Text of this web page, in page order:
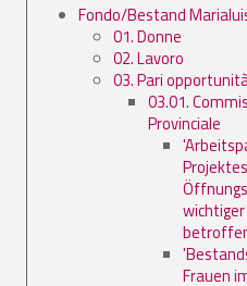
Fondo/Bestand
01. Donne
02. Lavoro
03. Pari
03.01.
Provinciale
Frauen